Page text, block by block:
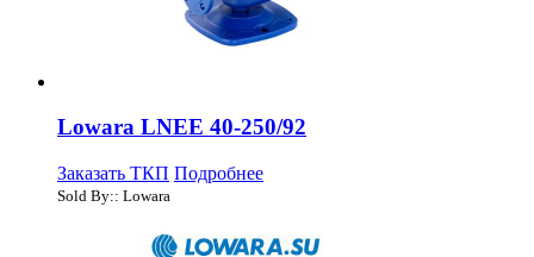
Lowara LNEE 40-250/92
Заказать ТКП Подробнее
Sold By:: Lowara